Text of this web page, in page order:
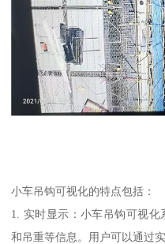
小车吊钩可视化的特点包括：
1. 实时显示：小车吊钩可视
和吊重等信息。用户可以通过